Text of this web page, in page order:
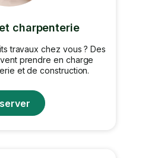
charpenterie
travaux chez vous ? Des
prendre en charge
et de construction.